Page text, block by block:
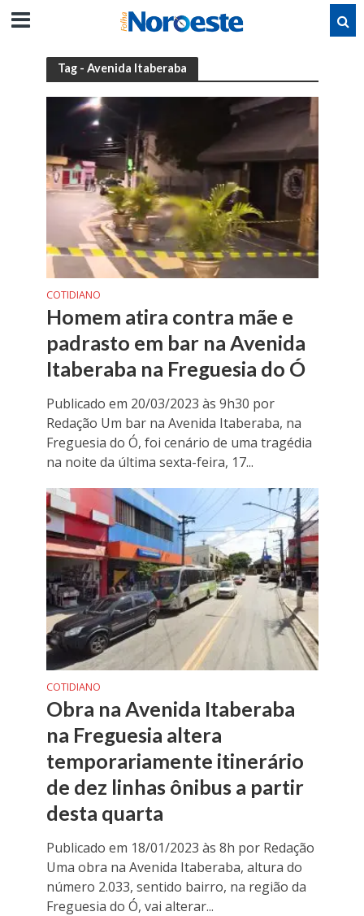
Tag - Avenida Itaberaba
COTIDIANO
Homem atira contra mãe e
padrasto em bar na Avenida
Itaberaba na Freguesia do Ó
Publicado em 20/03/2023 às 9h30 por
Redação Um bar na Avenida Itaberaba, na
Freguesia do Ó, foi cenário de uma tragédia
na noite da última sexta-feira, 17...
COTIDIANO
Obra na Avenida Itaberaba
na Freguesia altera
temporariamente itinerário
de dez linhas ônibus a partir
desta quarta
Publicado em 18/01/2023 às 8h por Redação
Uma obra na Avenida Itaberaba, altura do
número 2.033, sentido bairro, na região da
Freguesia do Ó, vai alterar...